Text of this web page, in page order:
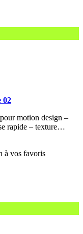
02
motion design –
rapide – texture…